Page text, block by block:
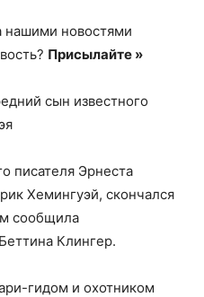
нашими новостями
Присылайте »
сын известного
писателя Эрнеста
Хемингуэй, скончался
сообщила
Клингер.
гидом и охотником